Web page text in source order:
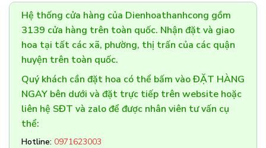
Hệ thống cửa hàng của Dienhoathanhcong gồm
3139 cửa hàng trên toàn quốc. Nhận đặt và giao
hoa tại tất các xã, phường, thị trấn của các quận
huyện trên toàn quốc.
Quý khách cần đặt hoa có thể bấm vào ĐẶT HÀNG
NGAY bên dưới và đặt trực tiếp trên website hoặc
liên hệ SĐT và zalo để được nhân viên tư vấn cụ
thể:
Hotline: 0971623003